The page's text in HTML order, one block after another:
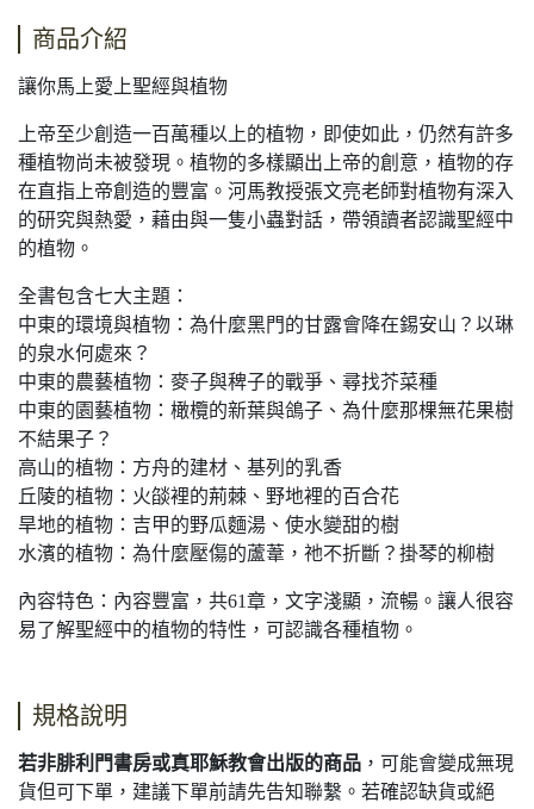
商品介紹
讓你馬上愛上聖經與植物
上帝至少創造一百萬種以上的植物，即使如此，仍然有許多
種植物尚未被發現。植物的多樣顯出上帝的創意，植物的存
在直指上帝創造的豐富。河馬教授張文亮老師對植物有深入
的研究與熱愛，藉由與一隻小蟲對話，帶領讀者認識聖經中
的植物。
全書包含七大主題：
中東的環境與植物：為什麼黑門的甘露會降在錫安山？以琳
的泉水何處來？
中東的農藝植物：麥子與稗子的戰爭、尋找芥菜種
中東的園藝植物：橄欖的新葉與鴿子、為什麼那棵無花果樹
不結果子？
高山的植物：方舟的建材、基列的乳香
丘陵的植物：火燄裡的荊棘、野地裡的百合花
旱地的植物：吉甲的野瓜麵湯、使水變甜的樹
水濱的植物：為什麼壓傷的蘆葦，祂不折斷？掛琴的柳樹
內容特色：內容豐富，共61章，文字淺顯，流暢。讓人很容
易了解聖經中的植物的特性，可認識各種植物。
規格說明
若非腓利門書房或真耶穌教會出版的商品 ，可能會變成無現
貨但可下單，建議下單前請先告知聯繫。若確認缺貨或絕